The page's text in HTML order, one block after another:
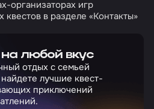
организаторах игр
в разделе «Контакты»
любой вкус
отдых с семьей
лучшие квест-
приключений